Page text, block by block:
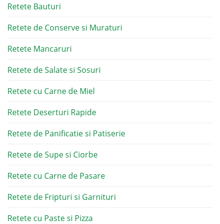
Retete Bauturi
Retete de Conserve si Muraturi
Retete Mancaruri
Retete de Salate si Sosuri
Retete cu Carne de Miel
Retete Deserturi Rapide
Retete de Panificatie si Patiserie
Retete de Supe si Ciorbe
Retete cu Carne de Pasare
Retete de Fripturi si Garnituri
Retete cu Paste si Pizza